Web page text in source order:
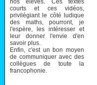
nos élèves. Ces textes
courts et ces vidéos,
privilégiant le côté ludique
des maths, pourront, je
l'espère, les intéresser et
leur donner l'envie d'en
savoir plus.
Enfin, c'est un bon moyen
de communiquer avec des
collègues de toute la
francophonie.